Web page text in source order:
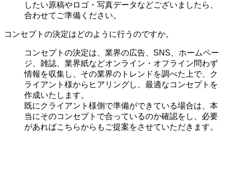
したい原稿やロゴ・写真データなどございましたら、
合わせてご準備ください。
コンセプトの決定はどのように行うのですか。
コンセプトの決定は、業界の広告、SNS、ホームペー
ジ、雑誌、業界紙などオンライン・オフライン問わず
情報を収集し、その業界のトレンドを調べた上で、ク
ライアント様からヒアリングし、最適なコンセプトを
作成いたします。
既にクライアント様側で準備ができている場合は、本
当にそのコンセプトで合っているのか確認をし、必要
があればこちらからもご提案をさせていただきます。